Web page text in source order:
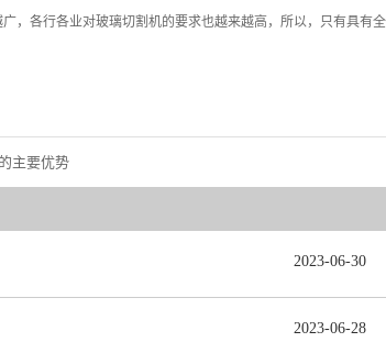
，各行各业对玻璃切割机的要求也越来越高，所以，只有具
主要优势
2023-06-30
2023-06-28